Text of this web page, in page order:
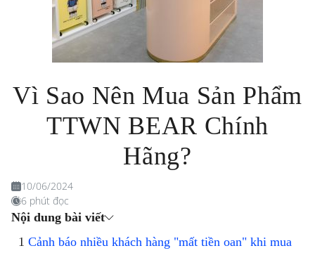
Vì Sao Nên Mua Sản Phẩm
TTWN BEAR Chính
Hãng?
10/06/2024
6 phút đọc
Nội dung bài viết
Cảnh báo nhiều khách hàng "mất tiền oan" khi mua